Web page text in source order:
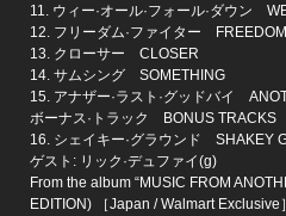
11. ウィー·オール·フォール·ダウン
12. フリーダム·ファイター
13. クローサー CLOSER
14. サムシング SOMETHING
15. アナザー·ラスト·グッドバイ
ボーナス·トラック BONUS TRACKS
16. シェイキー·グラウンド SHAKEY
ゲスト: リック·デュファイ(g)
From the album “MUSIC FROM
EDITION) ［Japan / Walmart Exclusive